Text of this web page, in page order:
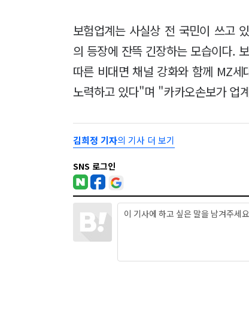
보험업계는 사실상 전 국민이 쓰고
의 등장에 잔뜩 긴장하는 모습이다.
따른 비대면 채널 강화와 함께 MZ
노력하고 있다"며 "카카오손보가 업
김희정 기자의 기사 더 보기
SNS 로그인